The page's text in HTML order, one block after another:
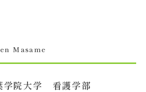
Masame
学院大学 看護学部